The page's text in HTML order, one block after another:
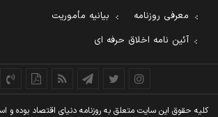
معرفی روزنامه
بیانیه مأموریت
آئین نامه اخلاق حرفه ای
کليه حقوق اين سايت متعلق به روزنامه دنيای اقتصاد بوده و